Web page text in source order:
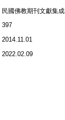
民國佛教期刊文獻集
397
2014.11.01
2022.02.09